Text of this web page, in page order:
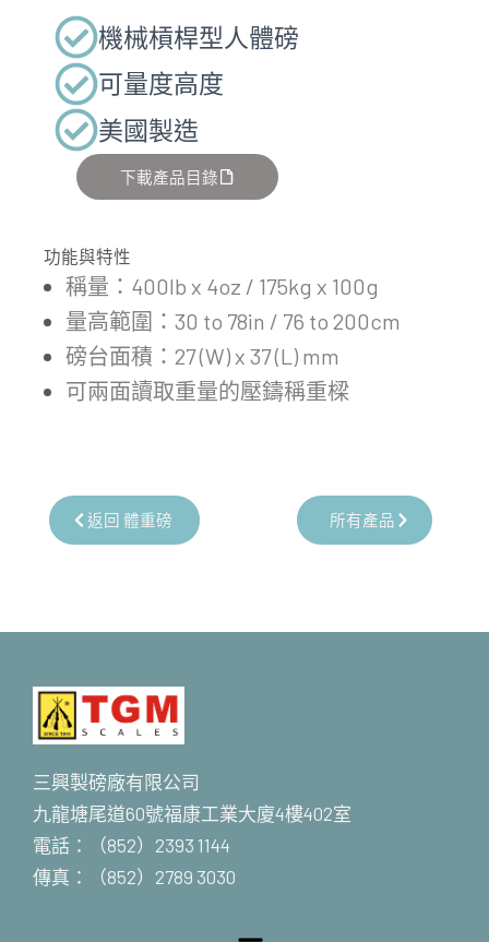
機械槓桿型人體磅
可量度高度
美國製造
下載產品目錄
功能與特性
稱量：400lb x 4oz / 175kg x 100g
量高範圍：30 to 78in / 76 to 200cm
磅台面積：27 (W) x 37 (L) mm
可兩面讀取重量的壓鑄稱重樑
返回 體重磅 所有產品
三興製磅廠有限公司
九龍塘尾道60號福康工業大廈4樓402室
電話：（852）2393 1144
傳真：（852）2789 3030